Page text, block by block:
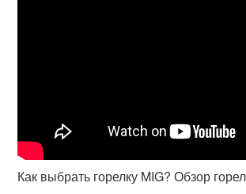
Как выбрать горелку MIG? Обзор